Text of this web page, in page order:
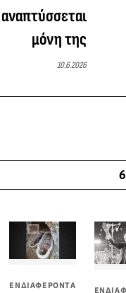
αναπτύσσεται
μόνη της
10.6.2026
6
ΕΝΔΙΑΦΕΡΟΝΤΑ